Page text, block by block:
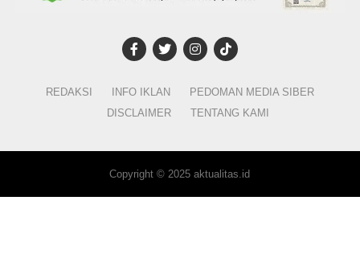
REDAKSI INFO IKLAN
PEDOMAN MEDIA SIBER
DISCLAIMER
TENTANG KAMI
Copyright © 2025 aktualitas.id